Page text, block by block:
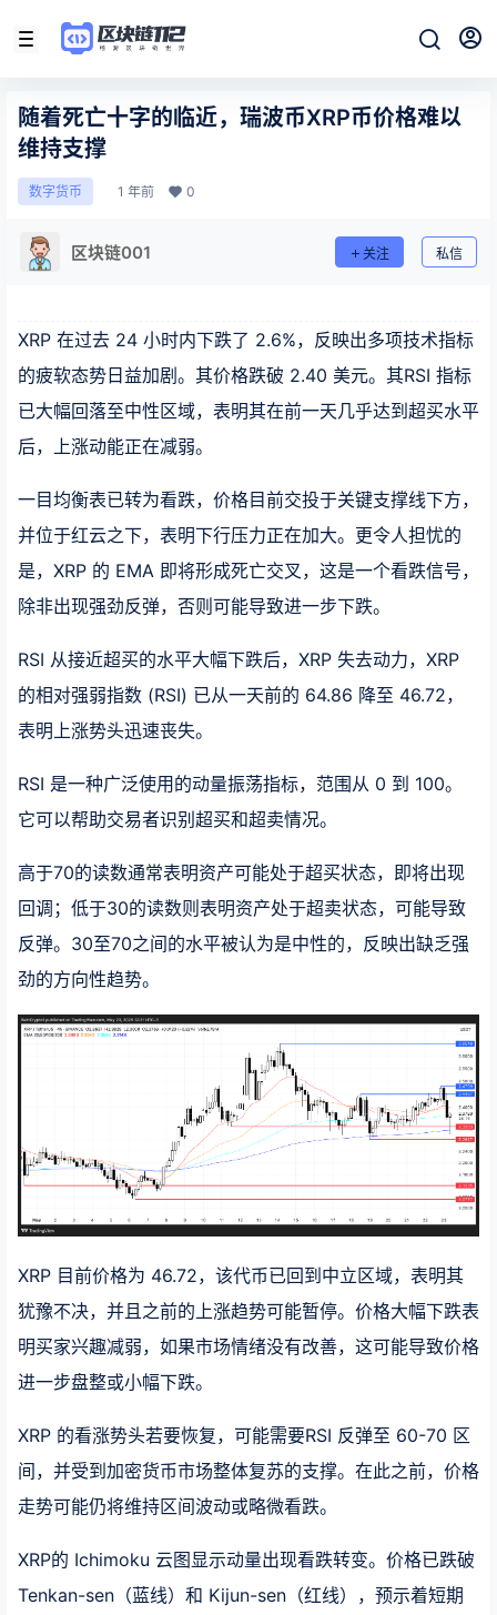
随着死亡十字的临近，瑞波币XRP币价格难以
维持支撑
数字货币 1 年前 0
区块链001 关注 私信
XRP 在过去 24 小时内下跌了 2.6%，反映出多项技术指标
的疲软态势日益加剧。其价格跌破 2.40 美元。其RSI 指标
已大幅回落至中性区域，表明其在前一天几乎达到超买水平
后，上涨动能正在减弱。
一目均衡表已转为看跌，价格目前交投于关键支撑线下方，
并位于红云之下，表明下行压力正在加大。更令人担忧的
是，XRP 的 EMA 即将形成死亡交叉，这是一个看跌信号，
除非出现强劲反弹，否则可能导致进一步下跌。
RSI 从接近超买的水平大幅下跌后，XRP 失去动力，XRP
的相对强弱指数 (RSI) 已从一天前的 64.86 降至 46.72，
表明上涨势头迅速丧失。
RSI 是一种广泛使用的动量振荡指标，范围从 0 到 100。
它可以帮助交易者识别超买和超卖情况。
高于70的读数通常表明资产可能处于超买状态，即将出现
回调；低于30的读数则表明资产处于超卖状态，可能导致
反弹。30至70之间的水平被认为是中性的，反映出缺乏强
劲的方向性趋势。
XRP 目前价格为 46.72，该代币已回到中立区域，表明其
犹豫不决，并且之前的上涨趋势可能暂停。价格大幅下跌表
明买家兴趣减弱，如果市场情绪没有改善，这可能导致价格
进一步盘整或小幅下跌。
XRP 的看涨势头若要恢复，可能需要RSI 反弹至 60-70 区
间，并受到加密货币市场整体复苏的支撑。在此之前，价格
走势可能仍将维持区间波动或略微看跌。
XRP的 Ichimoku 云图显示动量出现看跌转变。价格已跌破
Tenkan-sen（蓝线）和 Kijun-sen（红线），预示着短期